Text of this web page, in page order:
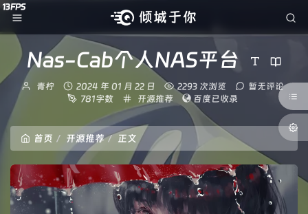
Nas-Cab个人NAS平台
博
青柠
发
布
间：
2024 年 01 月 22 日 2293 次浏览
暂无评论
781字数
分
类：
开源推荐 百度已收录
首页 开源推荐 正文